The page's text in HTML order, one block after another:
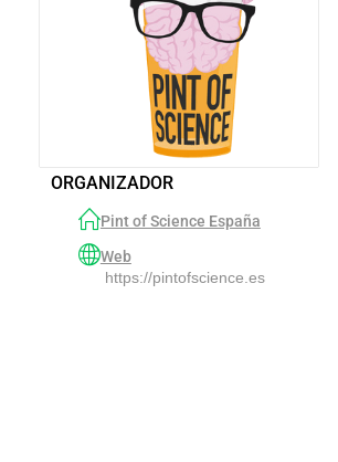
ORGANIZADOR
Pint of Science España
Web
https://pintofscience.es